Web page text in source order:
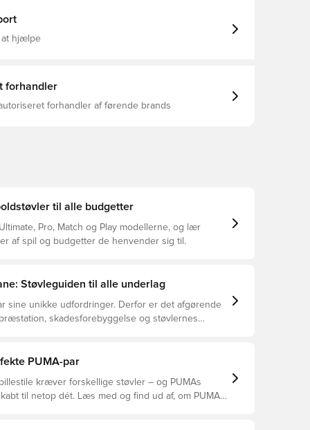
FG/AG: Geeignet für feste Natur- und
Leichte, herausnehmbare Einlegesohle mit
Passform für Damen: Das Design dieser
at hjælpe
forhandler
forhandler af førende brands
til alle budgetter
Pro, Match og Play modellerne, og lær
af spil og budgetter de henvender sig til.
Støvleguiden til alle underlag
sine unikke udfordringer. Derfor er det afgørende
skadesforebyggelse og støvlernes
underlag.
PUMA-par
kræver forskellige støvler – og PUMAs
til netop dét. Læs med og find ud af, om PUMA